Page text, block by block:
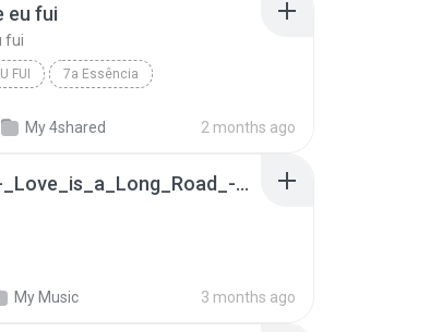
eu fui
fui
FUI 7a Essência
My 4shared 2 months ago
Tom_Petty_-_Love_is_a_Long_Road_-_Guitar_Tab___Lesson___Cover___Tutorial___Grand_Theft_Auto_6(256k).mp3
My Music 3 months ago